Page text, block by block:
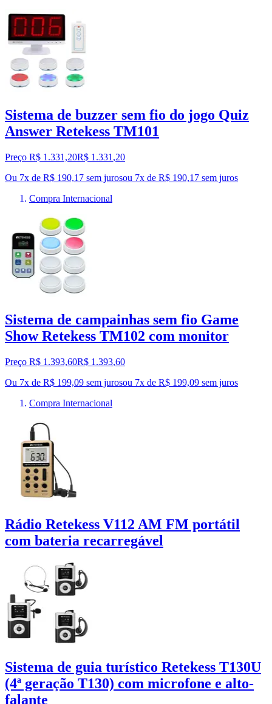
Sistema de buzzer sem fio do jogo Quiz
Answer Retekess TM101
Preço R$ 1.331,20R$ 1.331 ,20
Ou 7x de R$ 190,17 sem jurosou 7x de R$ 190,17 sem juros
Compra Internacional
Sistema de campainhas sem fio Game
Show Retekess TM102 com monitor
Preço R$ 1.393,60R$ 1.393,60
Ou 7x de R$ 199,09 sem jurosou 7x de R$ 199,09 sem juros
Compra Internacional
Rádio Retekess V112 AM FM portátil
com bateria recarregável
Sistema de guia turístico Retekess T130U
(4ª geração T130) com microfone e alto-
falante